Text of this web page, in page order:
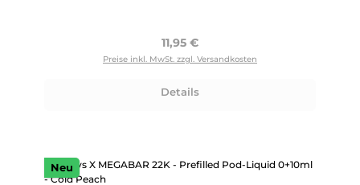
Regulärer Preis:
11,95 €
Preise inkl. MwSt. zzgl. Versandkosten
Details
Neu